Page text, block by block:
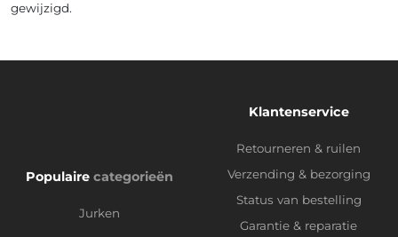
gewijzigd.
Populaire categorieën
Jurken
Klantenservice
Retourneren & ruilen
Verzending & bezorging
Status van bestelling
Garantie & reparatie